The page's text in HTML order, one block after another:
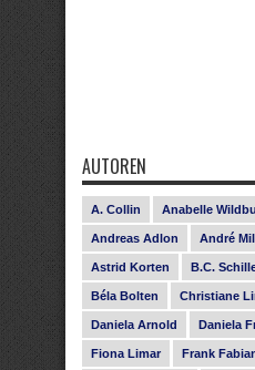
AUTOREN
A. Collin Anabelle
Andreas Adlon André
Astrid Korten B.C.
Béla Bolten Christiane
Daniela Arnold Daniela
Fiona Limar Frank